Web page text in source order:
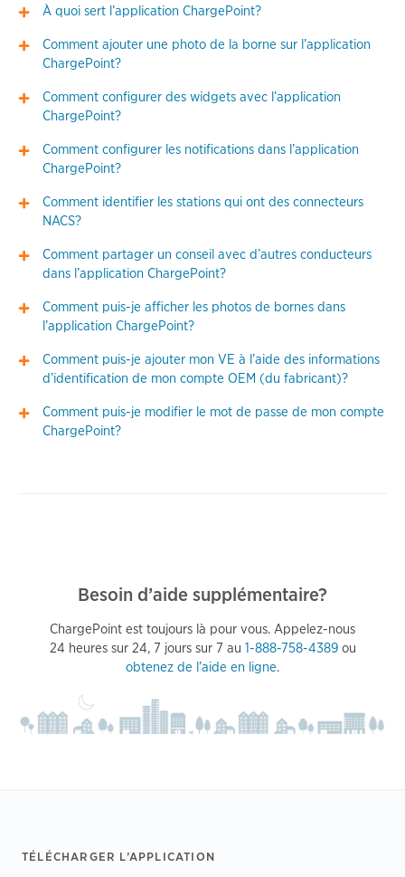
À quoi sert l’application ChargePoint?
Comment ajouter une photo de la borne sur l’application
ChargePoint?
Comment configurer des widgets avec l’application
ChargePoint?
Comment configurer les notifications dans l’application
ChargePoint?
Comment identifier les stations qui ont des connecteurs
NACS?
Comment partager un conseil avec d’autres conducteurs
dans l’application ChargePoint?
Comment puis-je afficher les photos de bornes dans
l’application ChargePoint?
Comment puis-je ajouter mon VE à l’aide des informations
d’identification de mon compte OEM (du fabricant)?
Comment puis-je modifier le mot de passe de mon compte
ChargePoint?
Besoin d’aide supplémentaire?
ChargePoint est toujours là pour vous. Appelez-nous
24 heures sur 24, 7 jours sur 7 au 1-888-758-4389ou
obtenez de l’aide en ligne.
Footer
TÉLÉCHARGER L’APPLICATION